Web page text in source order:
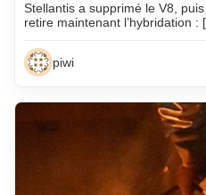
Stellantis a supprimé le V8,
retire maintenant l’hybridation :
piwi